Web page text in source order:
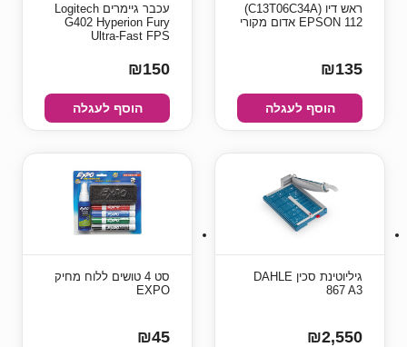
ראש דיו (C13T06C34A)
EPSON 112 אדום מקורי
₪135
הוסף לעגלה
עכבר גיימרים Logitech
G402 Hyperion Fury
Ultra-Fast FPS
₪150
הוסף לעגלה
גיליוטינת סכין DAHLE
867 A3
₪2,550
סט 4 טושים ללוח מחיק
EXPO
₪45